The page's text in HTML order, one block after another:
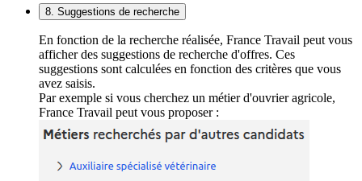
8. Suggestions de recherche
En fonction de la recherche réalisée, France Travail peut vous
afficher des suggestions de recherche d'offres. Ces
suggestions sont calculées en fonction des critères que vous
avez saisis.
Par exemple si vous cherchez un métier d'ouvrier agricole,
France Travail peut vous proposer :